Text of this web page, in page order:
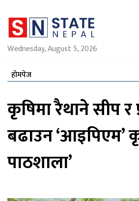
Wednesday, August 5, 2026
होमपेज
कृषिमा रैथाने सीप र
बढाउन
पाठशाला’